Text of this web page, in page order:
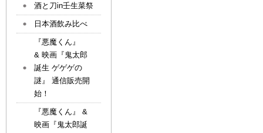
酒と刀in壬生菜祭
日本酒飲み比べ
『悪魔くん』
& 映画『鬼太郎
誕生 ゲゲゲの
謎』 通信販売開
始！
『悪魔くん』 &
映画『鬼太郎誕